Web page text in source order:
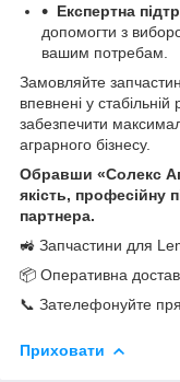
Експертна
допомогти з
вашим потребам.
Замовляйте
впевнені у
забезпечити
аграрного бізнесу.
Обравши «Солекс
якість, професійну
партнера.
🚜 Запчастини для
📦 Оперативна
📞 Зателефонуйте
Приховати